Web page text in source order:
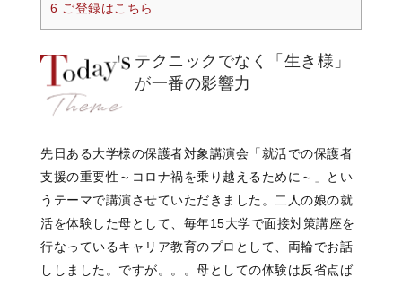
6 ご登録はこちら
テクニックでなく「生き様」
が一番の影響力
先日ある大学様の保護者対象講演会「就活での保護者
支援の重要性～コロナ禍を乗り越えるために～」とい
うテーマで講演させていただきました。二人の娘の就
活を体験した母として、 毎年15大学で面接対策講座を
行なっているキャリア教育のプロとして、両輪でお話
ししました。ですが。。。母としての体験は反省点ば